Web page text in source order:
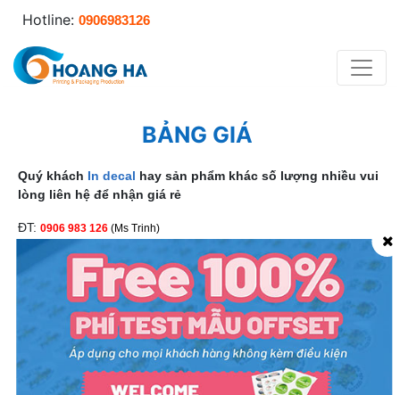
Hotline: 0906983126
BẢNG GIÁ
Quý khách In decal hay sản phẩm khác số lượng nhiều vui
lòng liên hệ để nhận giá rẻ
ĐT: 0906 983 126 (Ms Trinh)
Website: ingiarevn.vn
kinhdoanh@inhoangha.com
BẢNG GIÁ IN TEM BẢO HÀNH